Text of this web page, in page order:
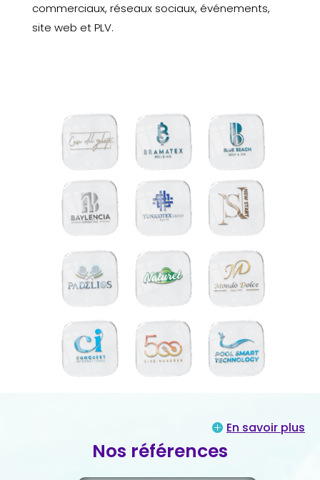
commerciaux, réseaux sociaux, événements,
site web et PLV.
En savoir plus
Nos références